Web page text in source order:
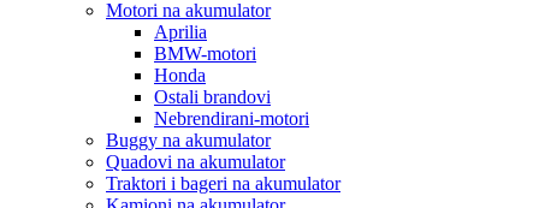
Motori na akumulator
Aprilia
BMW-motori
Honda
Ostali brandovi
Nebrendirani-motori
Buggy na akumulator
Quadovi na akumulator
Traktori i bageri na akumulator